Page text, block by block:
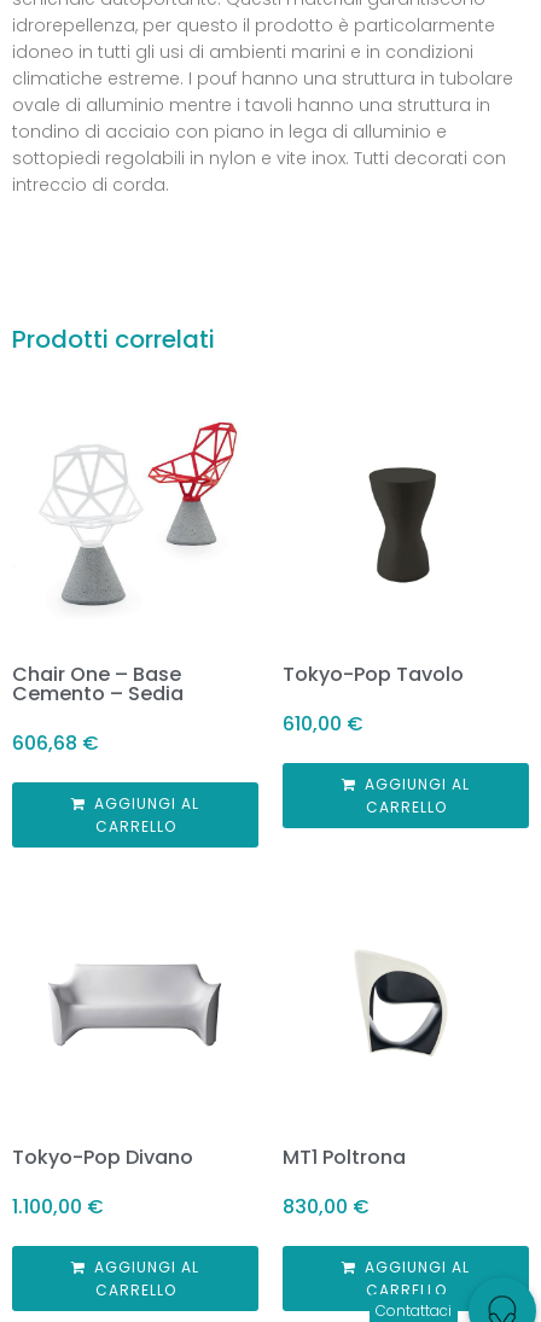
idrorepellenza, per questo il prodotto è particolarmente
idoneo in tutti gli usi di ambienti marini e in condizioni
climatiche estreme. I pouf hanno una struttura in tubolare
ovale di alluminio mentre i tavoli hanno una struttura in
tondino di acciaio con piano in lega di alluminio e
sottopiedi regolabili in nylon e vite inox. Tutti decorati con
intreccio di corda.
Prodotti correlati
Chair One – Base
Cemento – Sedia
606,68 €
AGGIUNGI AL
CARRELLO
Tokyo-Pop Tavolo
610,00 €
AGGIUNGI AL
CARRELLO
Tokyo-Pop Divano
1.100,00 €
AGGIUNGI AL
CARRELLO
MT1 Poltrona
830,00 €
AGGIUNGI AL
CARRELLO